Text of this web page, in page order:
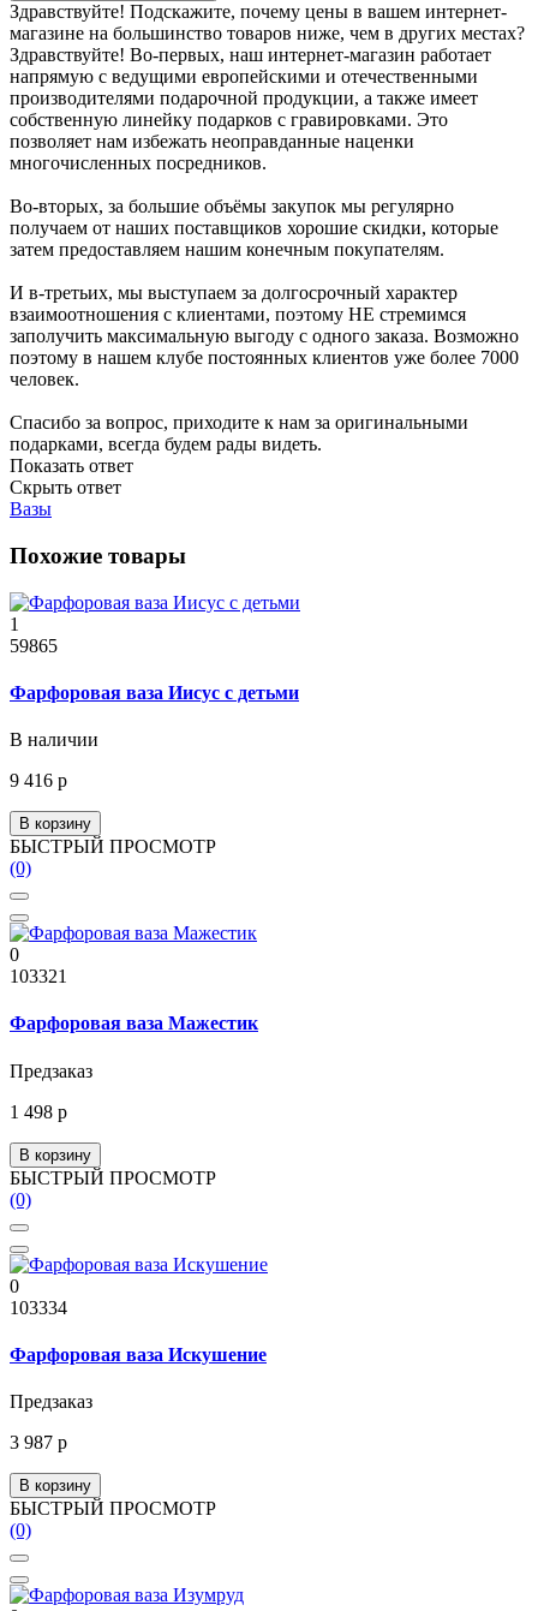
Здравствуйте! Подскажите, почему цены в вашем интернет-
магазине на большинство товаров ниже, чем в других местах?
Здравствуйте! Во-первых, наш интернет-магазин работает
напрямую с ведущими европейскими и отечественными
производителями подарочной продукции, а также имеет
собственную линейку подарков с гравировками. Это
позволяет нам избежать неоправданные наценки
многочисленных посредников.
Во-вторых, за большие объёмы закупок мы регулярно
получаем от наших поставщиков хорошие скидки, которые
затем предоставляем нашим конечным покупателям.
И в-третьих, мы выступаем за долгосрочный характер
взаимоотношения с клиентами, поэтому НЕ стремимся
заполучить максимальную выгоду с одного заказа. Возможно
поэтому в нашем клубе постоянных клиентов уже более 7000
человек.
Спасибо за вопрос, приходите к нам за оригинальными
подарками, всегда будем рады видеть.
Показать ответ
Скрыть ответ
Вазы
Похожие товары
1
59865
Фарфоровая ваза Иисус с детьми
В наличии
9 416 р
В корзину
БЫСТРЫЙ ПРОСМОТР
(0)
0
103321
Фарфоровая ваза Мажестик
Предзаказ
1 498 р
В корзину
БЫСТРЫЙ ПРОСМОТР
(0)
0
103334
Фарфоровая ваза Искушение
Предзаказ
3 987 р
В корзину
БЫСТРЫЙ ПРОСМОТР
(0)